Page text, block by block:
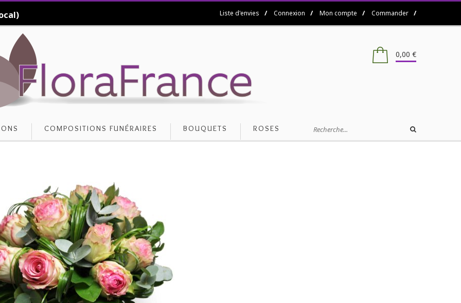
Liste d'envies / Connexion / Mon compte / Commander /
0,00 €
COMPOSITIONS FUNÉRAIRES BOUQUETS ROSES